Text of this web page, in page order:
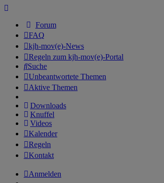
Forum
FAQ
kjh-mov(e)-News
Regeln zum kjh-mov(e)-Portal
Suche
Unbeantwortete Themen
Aktive Themen
Downloads
Knuffel
Videos
Kalender
Regeln
Kontakt
Anmelden